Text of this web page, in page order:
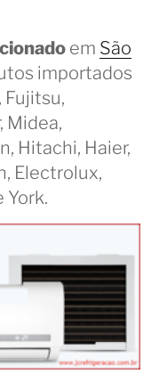
em São
importados
Fujitsu,
Midea,
Hitachi, Haier,
Electrolux,
York.